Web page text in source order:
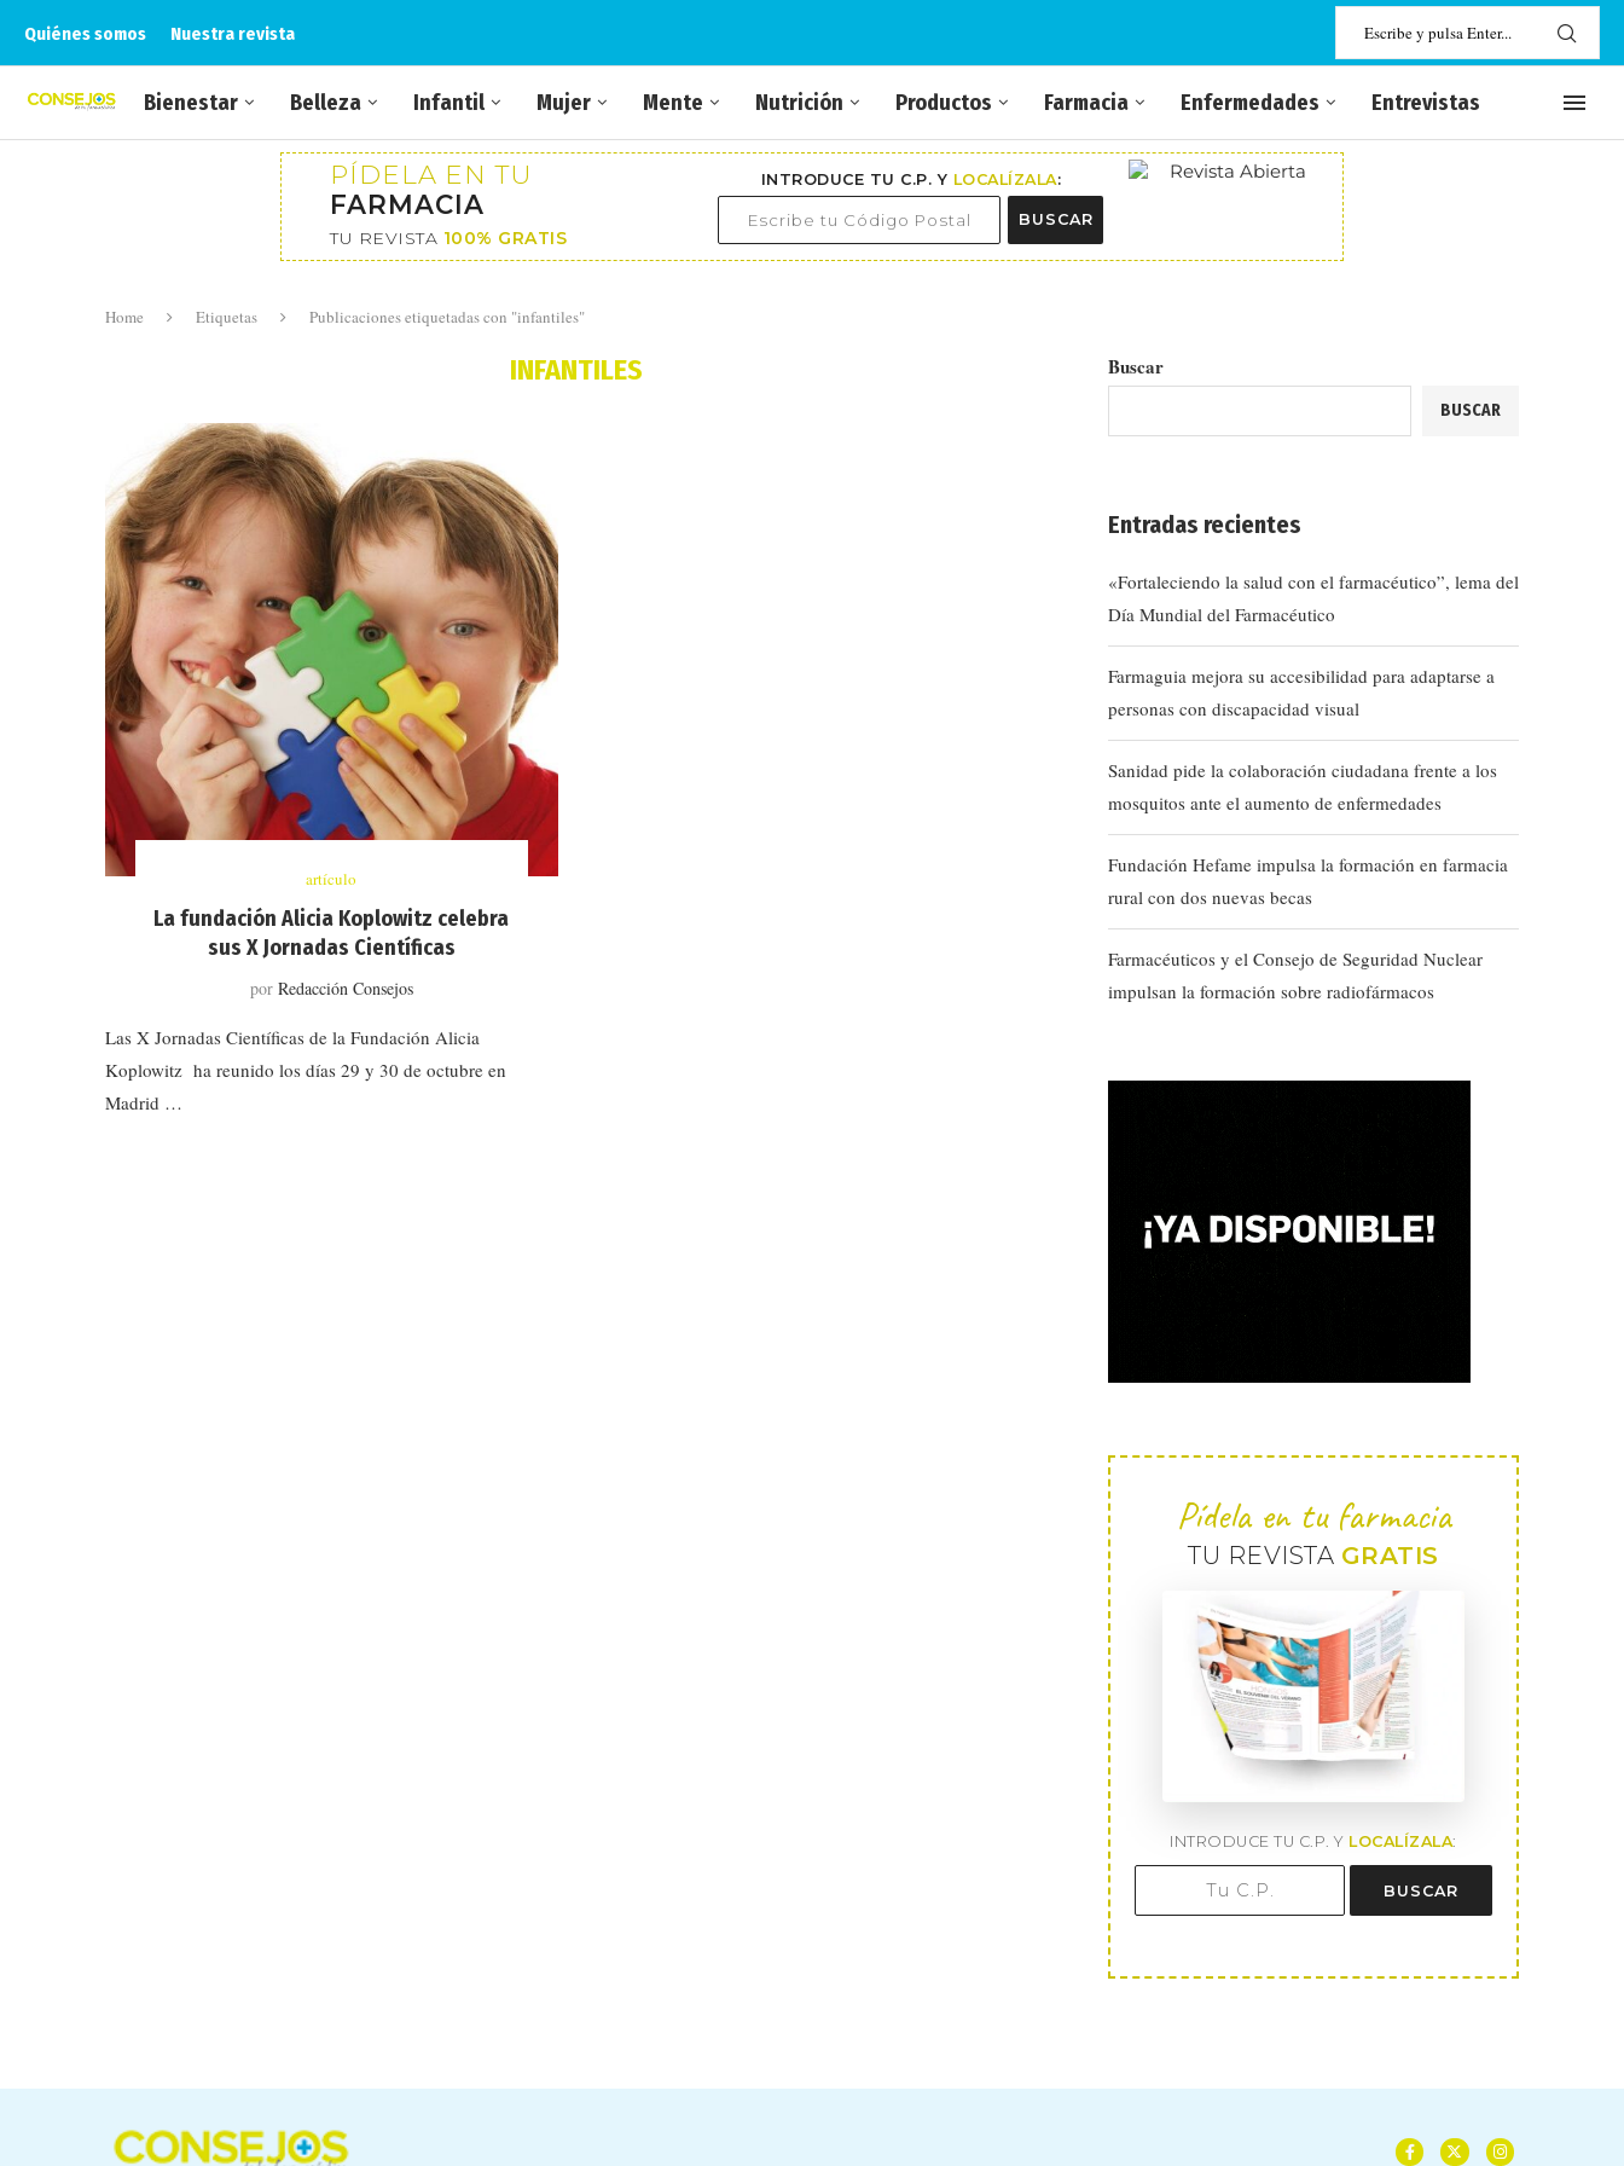
Quiénes somos Nuestra revista
Bienestar Belleza Infantil Mujer Mente Nutrición Productos Farmacia Enfermedades Entrevistas
PÍDELA EN TU
FARMACIA
TU REVISTA 100% GRATIS
INTRODUCE TU C.P. Y LOCALÍZALA:
BUSCAR
Home Etiquetas Publicaciones etiquetadas con "infantiles"
INFANTILES
artículo
La fundación Alicia Koplowitz celebra
sus X Jornadas Científicas
por Redacción Consejos
Las X Jornadas Científicas de la Fundación Alicia
Koplowitz ha reunido los días 29 y 30 de octubre en
Madrid …
Buscar
BUSCAR
Entradas recientes
«Fortaleciendo la salud con el farmacéutico”, lema del
Día Mundial del Farmacéutico
Farmaguia mejora su accesibilidad para adaptarse a
personas con discapacidad visual
Sanidad pide la colaboración ciudadana frente a los
mosquitos ante el aumento de enfermedades
Fundación Hefame impulsa la formación en farmacia
rural con dos nuevas becas
Farmacéuticos y el Consejo de Seguridad Nuclear
impulsan la formación sobre radiofármacos
Pídela en tu farmacia
TU REVISTA GRATIS
INTRODUCE TU C.P. Y LOCALÍZALA:
BUSCAR